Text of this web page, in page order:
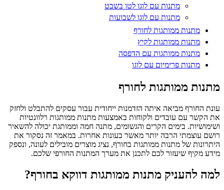
מתנות עם לוגו לטו בשבט
מתנות עם לוגו לשבועות
מתנות ממותגות לחורף
מתנות ממותגות לקיץ
מתנות ממותגות עם הדפסה
מתנות פרימיום עם לוגו
מתנות ממותגות לחורף
עונת החורף מביאה איתה הזדמנות ייחודית עבור עסקים להתבלט ולחזק
את הקשר עם עובדים ולקוחות באמצעות מתנות ממותגות רלוונטיות
ושימושיות. בימים הקרים והגשומים, מתנה חמה וממותגת יכולה להשאיר
רושם עוצמתי הרבה יותר מאשר בעונות אחרות. במאמר זה נסקור את
היתרונות של מתנות ממותגות בחורף, נציג מוצרים מובילים לעונה, ונספק
מידע מקיף שיעזור לכם לתכנן את מערך המתנות החורפי שלכם.
למה להעניק מתנות ממותגות דווקא בחורף?